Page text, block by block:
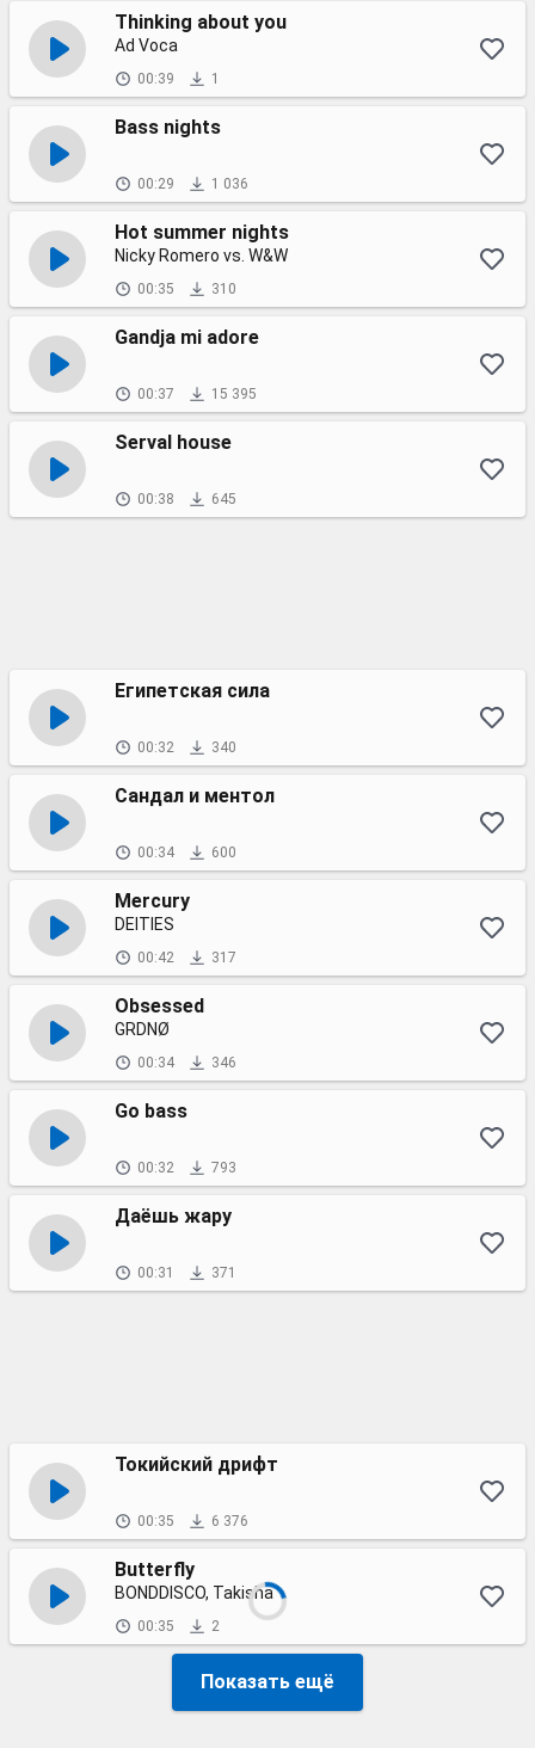
Thinking about you
Ad Voca
00:39 1
Bass nights
00:29 1 036
Hot summer nights
Nicky Romero vs. W&W
00:35 310
Gandja mi adore
00:37 15 395
Serval house
00:38 645
Египетская сила
00:32 340
Сандал и ментол
00:34 600
Mercury
DEITIES
00:42 317
Obsessed
GRDNØ
00:34 346
Go bass
00:32 793
Даёшь жару
00:31 371
Токийский дрифт
00:35 6 376
Butterfly
BONDDISCO, Takisha
00:35 2
Показать ещё